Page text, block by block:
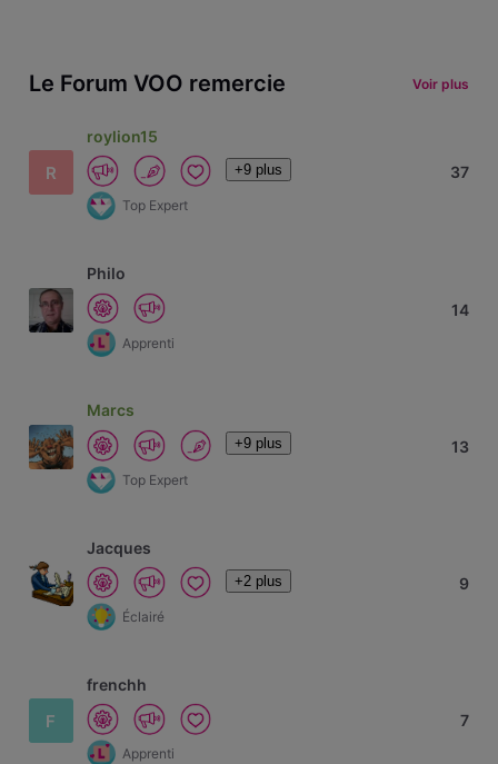
Le Forum VOO remercie Voir plus
R
roylion15
+9 plus
Top Expert
37
Philo
Apprenti
14
Marcs
+9 plus
Top Expert
13
Jacques
+2 plus
Éclairé
9
F
frenchh
Apprenti
7